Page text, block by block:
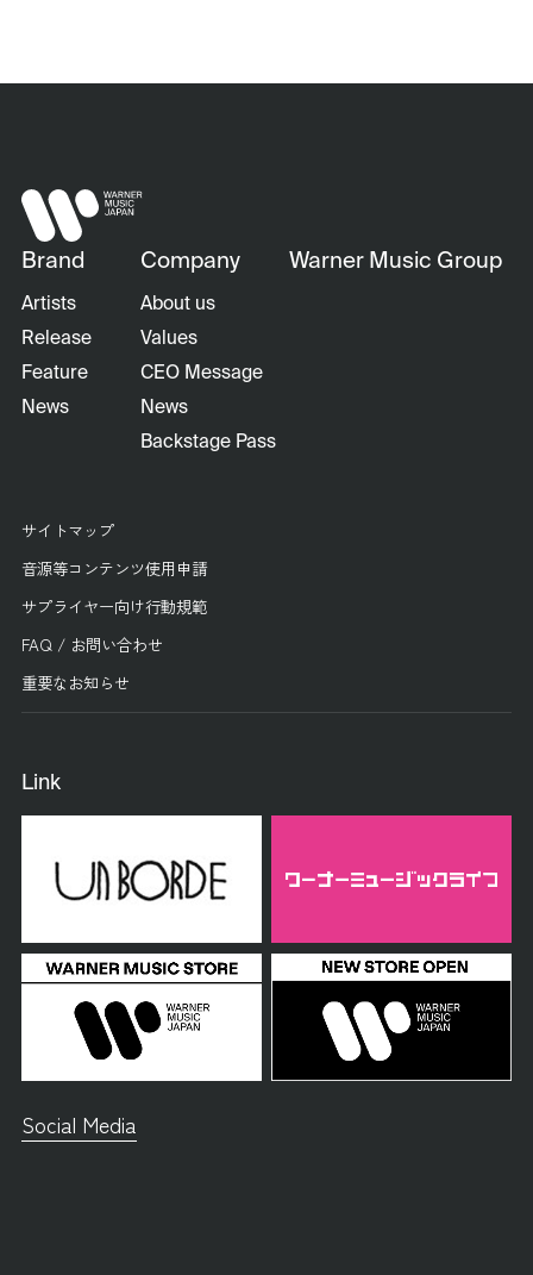
Brand
Artists
Release
Feature
News
Company
About us
Values
CEO Message
News
Backstage Pass
Warner Music Group
サイトマップ
音源等コンテンツ使用申請
サプライヤー向け行動規範
FAQ / お問い合わせ
重要なお知らせ
Link
Social Media